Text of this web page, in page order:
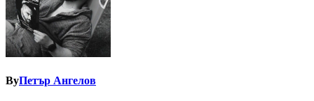
ByПетър Ангелов